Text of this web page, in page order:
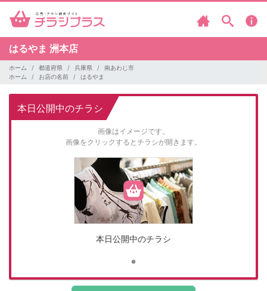
はるやま 洲本店
ホーム 都道府県 兵庫県
南あわじ市
ホーム
お店の名前 はるやま
本日公開中のチラシ
画像はイメージです。
画像をクリックするとチラシが開きます。
本日公開中のチラシ